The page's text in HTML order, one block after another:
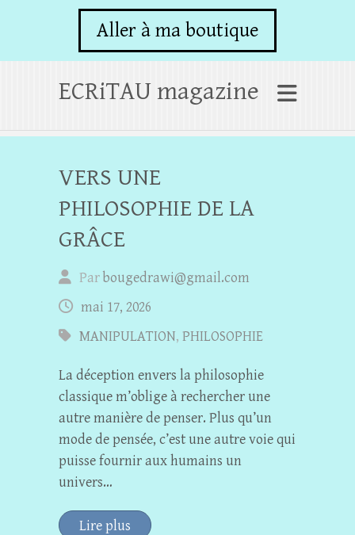
Aller à ma boutique
ECRiTAU magazine
VERS UNE
PHILOSOPHIE DE LA
GRÂCE
Parbougedrawi@gmail.com
mai 17, 2026
MANIPULATION, PHILOSOPHIE
La déception envers la philosophie
classique m’oblige à rechercher une
autre manière de penser. Plus qu’un
mode de pensée, c’est une autre voie qui
puisse fournir aux humains un
univers…
Lire plus